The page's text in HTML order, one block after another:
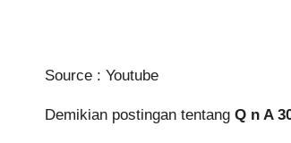
Source : Youtube
Demikian postingan tentang Q n A